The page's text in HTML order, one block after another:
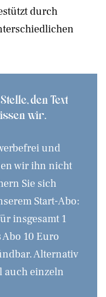
durch
den Text
wir.
und
wir ihn nicht
Sie sich
Start-Abo:
insgesamt 1
10 Euro
Alternativ
auch einzeln